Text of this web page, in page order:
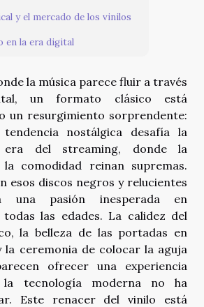
y el mercado de los vinilos
en la era digital
la música parece fluir a través
un formato clásico está
un resurgimiento sorprendente:
nostálgica desafía la
del streaming, donde la
la comodidad reinan supremas.
esos discos negros y relucientes
una pasión inesperada en
todas las edades. La calidez del
la belleza de las portadas en
ceremonia de colocar la aguja
ofrecer una experiencia
la tecnología moderna no ha
Este renacer del vinilo está